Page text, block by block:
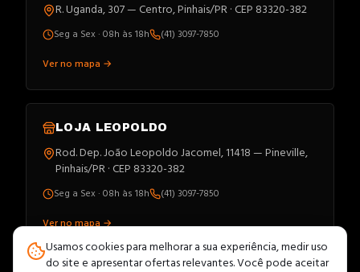
R. Uganda, 307 — Centro, Pinhais/PR · CEP 83320-382
Seg a Sex · 08h às 18h
(41) 3097-7850
Ver no mapa →
LOJA LEOPOLDO
Rod. Dep. João Leopoldo Jacomel, 11418 — Pineville,
Pinhais/PR · CEP 83320-382
Seg a Sex · 08h às 18h
(41) 3097-7850
Ver no mapa →
Usamos cookies para melhorar a sua experiência, medir uso
do site e apresentar ofertas relevantes. Você pode aceitar